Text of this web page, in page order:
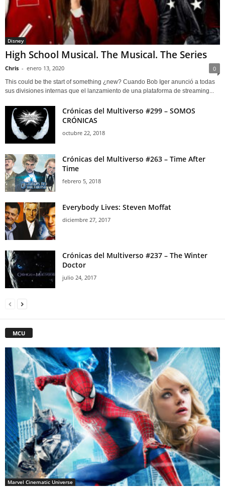
Disney
High School Musical. The Musical. The Series
Chris - enero 13, 2020 0
This could be the start of something ¿new? Cuando Bob Iger anunció a todas
sus divisiones internas que el lanzamiento de una plataforma de streaming...
Crónicas del Multiverso #299 – SOMOS
CRÓNICAS
octubre 22, 2018
Crónicas del Multiverso #263 – Time After
Time
febrero 5, 2018
Everybody Lives: Steven Moffat
diciembre 27, 2017
Crónicas del Multiverso #237 – The Winter
Doctor
julio 24, 2017
MCU
Marvel Cinematic Universe